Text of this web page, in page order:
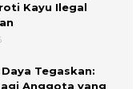
Kayu Ilegal
Tegaskan:
Anggota yang